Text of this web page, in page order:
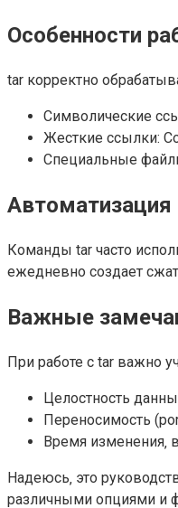
Особенности
tar корректно
Символические
Жесткие ссылки:
Специальные
Автоматизация
Команды tar часто
ежедневно создает
Важные
При работе с tar важно
Целостность
Переносимость
Время изменения‚
Надеюсь‚ это
различными опциями и